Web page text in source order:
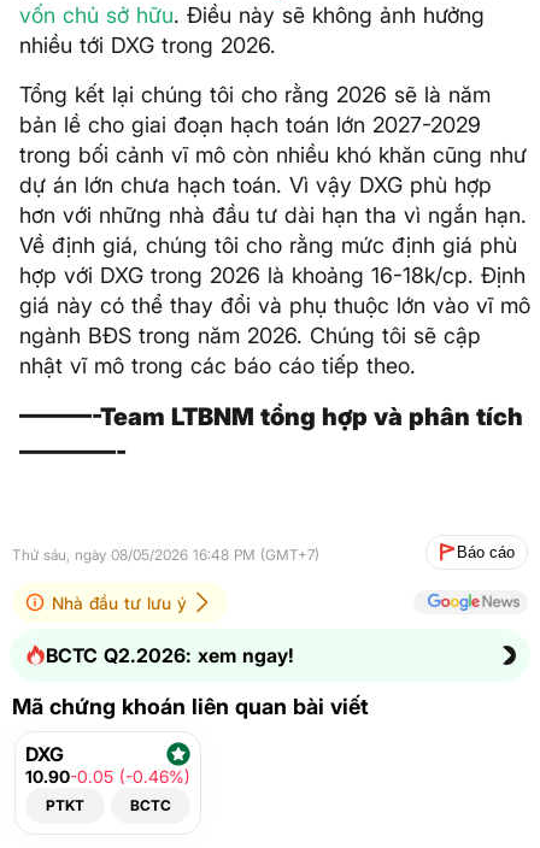
vốn chủ sở hữu. Điều này sẽ không ảnh hưởng
nhiều tới DXG trong 2026.
Tổng kết lại chúng tôi cho rằng 2026 sẽ là năm
bản lề cho giai đoạn hạch toán lớn 2027-2029
trong bối cảnh vĩ mô còn nhiều khó khăn cũng như
dự án lớn chưa hạch toán. Vì vậy DXG phù hợp
hơn với những nhà đầu tư dài hạn tha vì ngắn hạn.
Về định giá, chúng tôi cho rằng mức định giá phù
hợp với DXG trong 2026 là khoảng 16-18k/cp. Định
giá này có thể thay đổi và phụ thuộc lớn vào vĩ mô
ngành BĐS trong năm 2026. Chúng tôi sẽ cập
nhật vĩ mô trong các báo cáo tiếp theo.
———-Team LTBNM tổng hợp và phân tích
————-
Thứ sáu, ngày 08/05/2026 16:48 PM (GMT+7) Báo cáo
Nhà đầu tư lưu ý
BCTC Q2.2026: xem ngay!
Mã chứng khoán liên quan bài viết
DXG
10.90-0.05 (-0.46%)
PTKT BCTC